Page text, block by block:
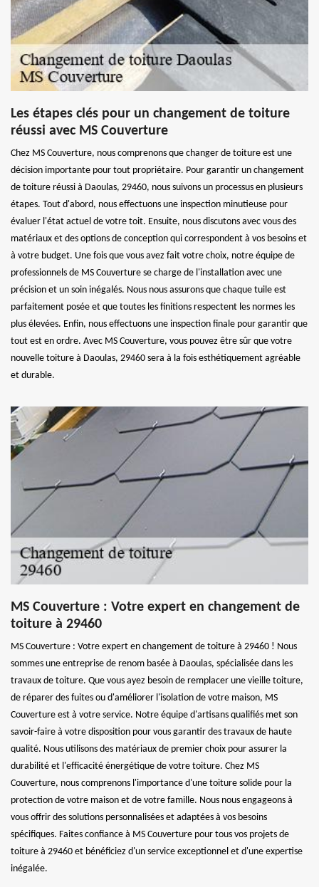
Les étapes clés pour un changement de toiture
réussi avec MS Couverture
Chez MS Couverture, nous comprenons que changer de toiture est une
décision importante pour tout propriétaire. Pour garantir un changement
de toiture réussi à Daoulas, 29460, nous suivons un processus en plusieurs
étapes. Tout d'abord, nous effectuons une inspection minutieuse pour
évaluer l'état actuel de votre toit. Ensuite, nous discutons avec vous des
matériaux et des options de conception qui correspondent à vos besoins et
à votre budget. Une fois que vous avez fait votre choix, notre équipe de
professionnels de MS Couverture se charge de l'installation avec une
précision et un soin inégalés. Nous nous assurons que chaque tuile est
parfaitement posée et que toutes les finitions respectent les normes les
plus élevées. Enfin, nous effectuons une inspection finale pour garantir que
tout est en ordre. Avec MS Couverture, vous pouvez être sûr que votre
nouvelle toiture à Daoulas, 29460 sera à la fois esthétiquement agréable
et durable.
MS Couverture : Votre expert en changement de
toiture à 29460
MS Couverture : Votre expert en changement de toiture à 29460 ! Nous
sommes une entreprise de renom basée à Daoulas, spécialisée dans les
travaux de toiture. Que vous ayez besoin de remplacer une vieille toiture,
de réparer des fuites ou d'améliorer l'isolation de votre maison, MS
Couverture est à votre service. Notre équipe d'artisans qualifiés met son
savoir-faire à votre disposition pour vous garantir des travaux de haute
qualité. Nous utilisons des matériaux de premier choix pour assurer la
durabilité et l'efficacité énergétique de votre toiture. Chez MS
Couverture, nous comprenons l'importance d'une toiture solide pour la
protection de votre maison et de votre famille. Nous nous engageons à
vous offrir des solutions personnalisées et adaptées à vos besoins
spécifiques. Faites confiance à MS Couverture pour tous vos projets de
toiture à 29460 et bénéficiez d'un service exceptionnel et d'une expertise
inégalée.